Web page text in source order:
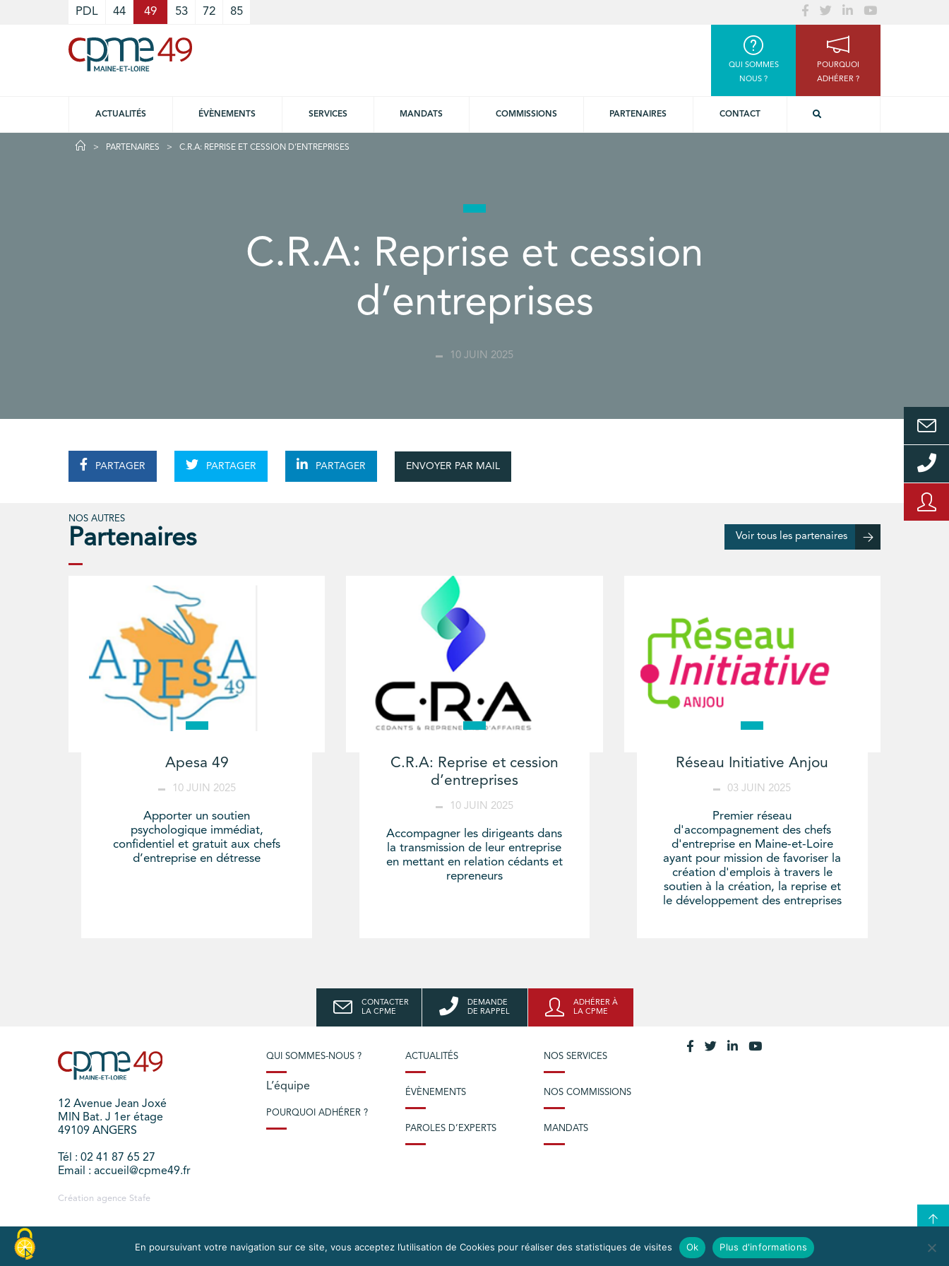
PDL 44 49 53 72 85
QUI SOMMES
NOUS ?
POURQUOI
ADHÉRER ?
ACTUALITÉS ÉVÈNEMENTS SERVICES MANDATS COMMISSIONS PARTENAIRES CONTACT
PARTENAIRES C.R.A: REPRISE ET CESSION D’ENTREPRISES
C.R.A: Reprise et cession
d’entreprises
10 JUIN 2025
PARTAGER PARTAGER PARTAGER ENVOYER PAR MAIL
NOS AUTRES
Partenaires Voir tous les partenaires
Apesa 49
10 JUIN 2025
Apporter un soutien
psychologique immédiat,
confidentiel et gratuit aux chefs
d’entreprise en détresse
C.R.A: Reprise et cession
d’entreprises
10 JUIN 2025
Accompagner les dirigeants dans
la transmission de leur entreprise
en mettant en relation cédants et
repreneurs
Réseau Initiative Anjou
03 JUIN 2025
Premier réseau
d'accompagnement des chefs
d'entreprise en Maine-et-Loire
ayant pour mission de favoriser la
création d'emplois à travers le
soutien à la création, la reprise et
le développement des entreprises
CONTACTER
LA CPME
DEMANDE
DE RAPPEL
ADHÉRER À
LA CPME
12 Avenue Jean Joxé
MIN Bat. J 1er étage
49109 ANGERS
Tél : 02 41 87 65 27
Email : accueil@cpme49.fr
Création agence Stafe
QUI SOMMES-NOUS ?
L’équipe
POURQUOI ADHÉRER ?
ACTUALITÉS
ÉVÈNEMENTS
PAROLES D’EXPERTS
NOS SERVICES
NOS COMMISSIONS
MANDATS
MENTIONS LÉGALES CONTACTEZ LA CPME
En poursuivant votre navigation sur ce site, vous acceptez l’utilisation de Cookies pour réaliser des statistiques de visites Ok Plus d'informations
Cookies management panel